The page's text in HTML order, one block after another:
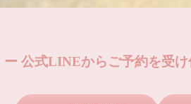
ー 公式LINEからご予約を受